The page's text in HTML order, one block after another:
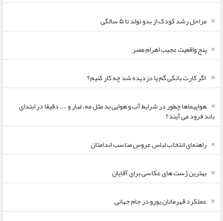
مراحل رشد کودک از بدو تولد تا ۵ سالگی
پنج واقعیت عجیب اهرام مصر
اگر کارت بانکی گم یا دزدیده شد چه کار کنیم؟
هواپیماها چطور در شرایط آب و هوایی بد مثل مه،غبار و …. دقیقا در ابتدای
باند فرود می آیند؟
راهنمای انتخاب لباس عروس مناسب اندامتان
بهترین ژست های عکاسی برای آقایان
عملکرد قهرمانان یورو در جام جهانی